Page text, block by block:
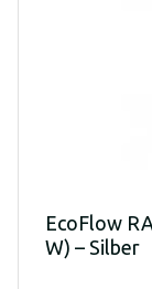
EcoFlow
W) – Silber